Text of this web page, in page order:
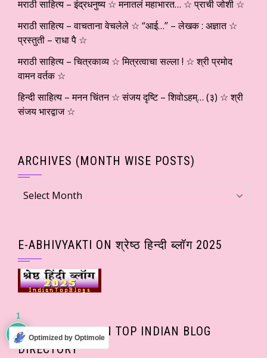
मराठी साहित्य – इंद्रधनुष्य ☆ मनातलं महाभारत… ☆ प्राची जोशी ☆
मराठी साहित्य – वाचताना वेचलेले ☆ “आई…” – लेखक : अज्ञात ☆
प्रस्तुती – राधा पै ☆
मराठी साहित्य – चित्रकाव्य ☆ मित्रत्वाचा सल्ला ! ☆ श्री प्रमोद
वामन वर्तक ☆
हिन्दी साहित्य – मनन चिंतन ☆ संजय दृष्टि – शिवोऽहम्… (३) ☆ श्री
संजय भारद्वाज ☆
ARCHIVES (MONTH WISE POSTS)
Archives
(Month
E-ABHIVYAKTI ON श्रेष्ठ हिन्दी ब्लॉग 2025
E-ABHIVYAKTI ON TOP INDIAN BLOG
DIRECTORY
Optimized by Optimole
1